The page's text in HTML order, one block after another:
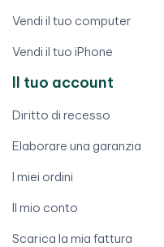
Vendi il tuo computer
Vendi il tuo iPhone
Il tuo account
Diritto di recesso
Elaborare una garanzia
I miei ordini
Il mio conto
Scarica la mia fattura